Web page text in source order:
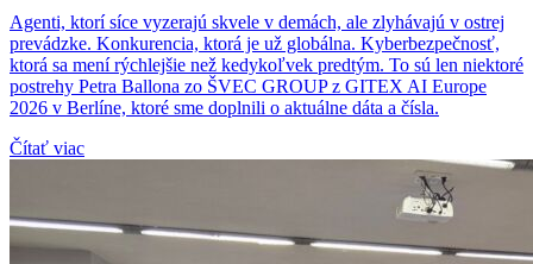
Agenti, ktorí síce vyzerajú skvele v demách, ale zlyhávajú v ostrej
prevádzke. Konkurencia, ktorá je už globálna. Kyberbezpečnosť,
ktorá sa mení rýchlejšie než kedykoľvek predtým. To sú len niektoré
postrehy Petra Ballona zo ŠVEC GROUP z GITEX AI Europe
2026 v Berlíne, ktoré sme doplnili o aktuálne dáta a čísla.
Čítať viac